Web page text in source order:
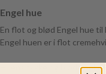
Engel hue
En flot og blød Engel hue til
Engel huen er i flot
Huens tykke og bløde